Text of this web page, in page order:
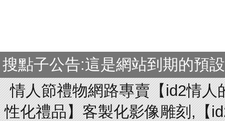
搜點子公告:這是網站到期的預
情人節禮物網路專賣【id2情
性化禮品】客製化影像雕刻,【